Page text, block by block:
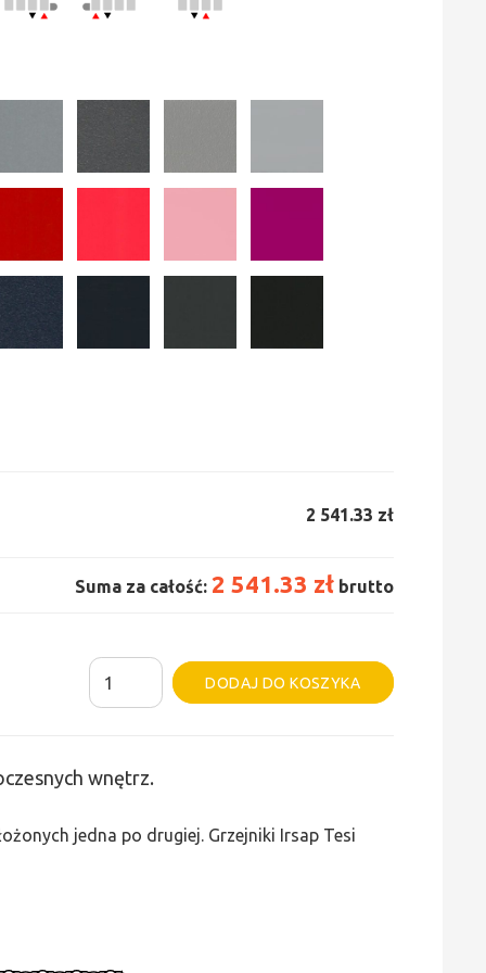
2 541.33 zł
Suma za całość: 2 541.33 zł brutto
ilość
Grzejnik
DODAJ DO KOSZYKA
Alternative:
wnętrz.
jedna po drugiej. Grzejniki Irsap Tesi